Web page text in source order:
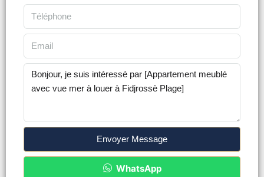
Envoyer Message
WhatsApp